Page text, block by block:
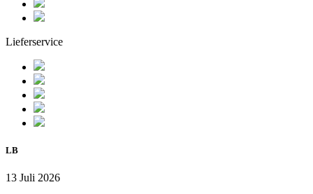
Lieferservice
LB
13 Juli 2026